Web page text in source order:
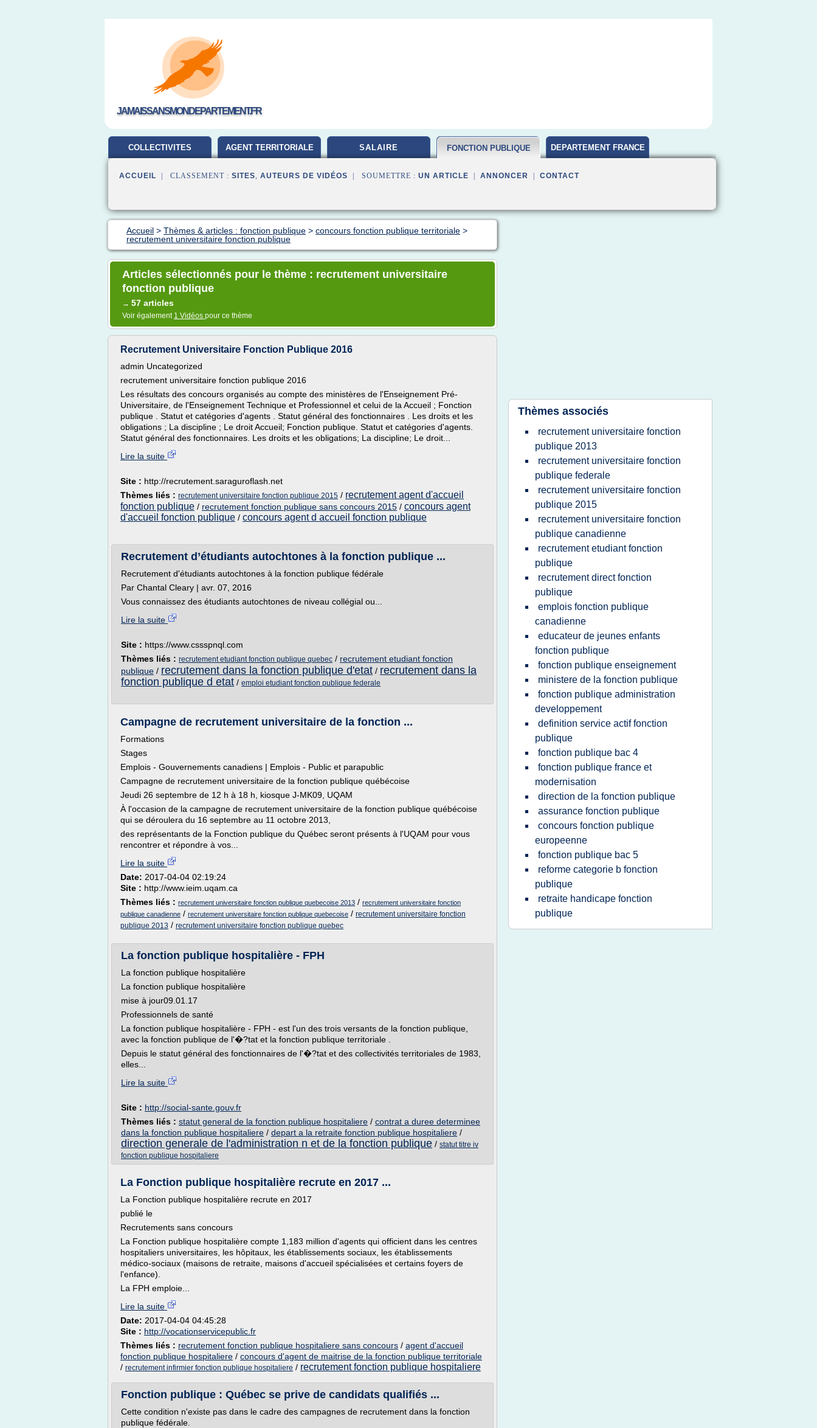
JAMAISSANSMONDEPARTEMENT.FR
COLLECTIVITES AGENT TERRITORIALE SALAIRE FONCTION PUBLIQUE DEPARTEMENT FRANCE
ACCUEIL | CLASSEMENT : SITES, AUTEURS DE VIDÉOS | SOUMETTRE : UN ARTICLE ANNONCER CONTACT
Accueil > Thèmes & articles : fonction publique > concours fonction publique territoriale >
recrutement universitaire fonction publique
Articles sélectionnés pour le thème : recrutement universitaire
fonction publique
→ 57 articles
Voir également 1 Vidéos pour ce thème
Recrutement Universitaire Fonction Publique 2016
admin Uncategorized
recrutement universitaire fonction publique 2016
Les résultats des concours organisés au compte des ministères de l'Enseignement Pré-
Universitaire, de l'Enseignement Technique et Professionnel et celui de la Accueil ; Fonction
publique . Statut et catégories d'agents . Statut général des fonctionnaires . Les droits et les
obligations ; La discipline ; Le droit Accueil; Fonction publique. Statut et catégories d'agents.
Statut général des fonctionnaires. Les droits et les obligations; La discipline; Le droit...
Lire la suite
Site : http://recrutement.saraguroflash.net
Thèmes liés : recrutement universitaire fonction publique 2015 / recrutement agent d'accueil
fonction publique / recrutement fonction publique sans concours 2015 / concours agent
d'accueil fonction publique / concours agent d accueil fonction publique
Recrutement d’étudiants autochtones à la fonction publique ...
Recrutement d'étudiants autochtones à la fonction publique fédérale
Par Chantal Cleary | avr. 07, 2016
Vous connaissez des étudiants autochtones de niveau collégial ou...
Lire la suite
Site : https://www.cssspnql.com
Thèmes liés : recrutement etudiant fonction publique quebec / recrutement etudiant fonction
publique / recrutement dans la fonction publique d'etat / recrutement dans la
fonction publique d etat / emploi etudiant fonction publique federale
Campagne de recrutement universitaire de la fonction ...
Formations
Stages
Emplois - Gouvernements canadiens | Emplois - Public et parapublic
Campagne de recrutement universitaire de la fonction publique québécoise
Jeudi 26 septembre de 12 h à 18 h, kiosque J-MK09, UQAM
À l'occasion de la campagne de recrutement universitaire de la fonction publique québécoise
qui se déroulera du 16 septembre au 11 octobre 2013,
des représentants de la Fonction publique du Québec seront présents à l'UQAM pour vous
rencontrer et répondre à vos...
Lire la suite
Date: 2017-04-04 02:19:24
Site : http://www.ieim.uqam.ca
Thèmes liés : recrutement universitaire fonction publique quebecoise 2013 / recrutement universitaire fonction
publique canadienne / recrutement universitaire fonction publique quebecoise / recrutement universitaire fonction
publique 2013 / recrutement universitaire fonction publique quebec
La fonction publique hospitalière - FPH
La fonction publique hospitalière
La fonction publique hospitalière
mise à jour09.01.17
Professionnels de santé
La fonction publique hospitalière - FPH - est l'un des trois versants de la fonction publique,
avec la fonction publique de l'�?tat et la fonction publique territoriale .
Depuis le statut général des fonctionnaires de l'�?tat et des collectivités territoriales de 1983,
elles...
Lire la suite
Site : http://social-sante.gouv.fr
Thèmes liés : statut general de la fonction publique hospitaliere / contrat a duree determinee
dans la fonction publique hospitaliere / depart a la retraite fonction publique hospitaliere /
direction generale de l'administration n et de la fonction publique / statut titre iv
fonction publique hospitaliere
La Fonction publique hospitalière recrute en 2017 ...
La Fonction publique hospitalière recrute en 2017
publié le
Recrutements sans concours
La Fonction publique hospitalière compte 1,183 million d'agents qui officient dans les centres
hospitaliers universitaires, les hôpitaux, les établissements sociaux, les établissements
médico-sociaux (maisons de retraite, maisons d'accueil spécialisées et certains foyers de
l'enfance).
La FPH emploie...
Lire la suite
Date: 2017-04-04 04:45:28
Site : http://vocationservicepublic.fr
Thèmes liés : recrutement fonction publique hospitaliere sans concours / agent d'accueil
fonction publique hospitaliere / concours d'agent de maitrise de la fonction publique territoriale
/ recrutement infirmier fonction publique hospitaliere / recrutement fonction publique hospitaliere
Fonction publique : Québec se prive de candidats qualifiés ...
Cette condition n'existe pas dans le cadre des campagnes de recrutement dans la fonction
publique fédérale.
Thèmes associés
recrutement universitaire fonction
publique 2013
recrutement universitaire fonction
publique federale
recrutement universitaire fonction
publique 2015
recrutement universitaire fonction
publique canadienne
recrutement etudiant fonction
publique
recrutement direct fonction
publique
emplois fonction publique
canadienne
educateur de jeunes enfants
fonction publique
fonction publique enseignement
ministere de la fonction publique
fonction publique administration
developpement
definition service actif fonction
publique
fonction publique bac 4
fonction publique france et
modernisation
direction de la fonction publique
assurance fonction publique
concours fonction publique
europeenne
fonction publique bac 5
reforme categorie b fonction
publique
retraite handicape fonction
publique